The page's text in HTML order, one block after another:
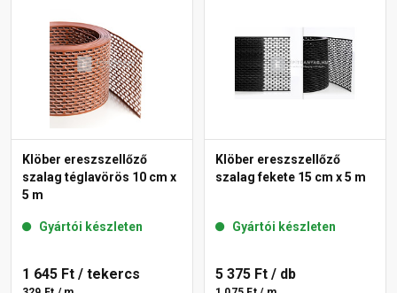
Klöber ereszszellőző
szalag téglavörös 10 cm x
5 m
Gyártói készleten
1 645 Ft / tekercs
Klöber ereszszellőző
szalag fekete 15 cm x 5 m
Gyártói készleten
5 375 Ft / db